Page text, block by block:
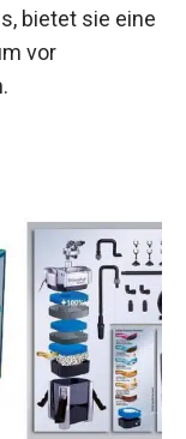
bietet sie eine
vor